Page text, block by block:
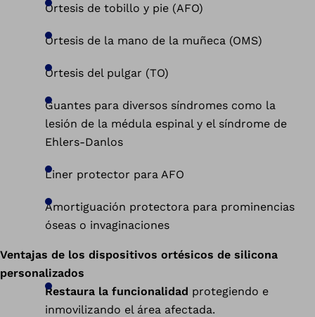
Ortesis de tobillo y pie (AFO)
Ortesis de la mano de la muñeca (OMS)
Ortesis del pulgar (TO)
Guantes para diversos síndromes como la
lesión de la médula espinal y el síndrome de
Ehlers-Danlos
Liner protector para AFO
Amortiguación protectora para prominencias
óseas o invaginaciones
Ventajas de los dispositivos ortésicos de silicona
personalizados
Restaura la funcionalidad protegiendo e
inmovilizando el área afectada.